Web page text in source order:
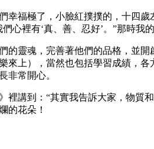
幸福極了，小臉紅撲撲的，十四
心裡有‘真、善、忍好’。”那時我
的靈魂，完善著他們的品格，並
來上），當然也包括學習成績，
非常開心。
裡講到：“其實我告訴大家，物質
的花朵！